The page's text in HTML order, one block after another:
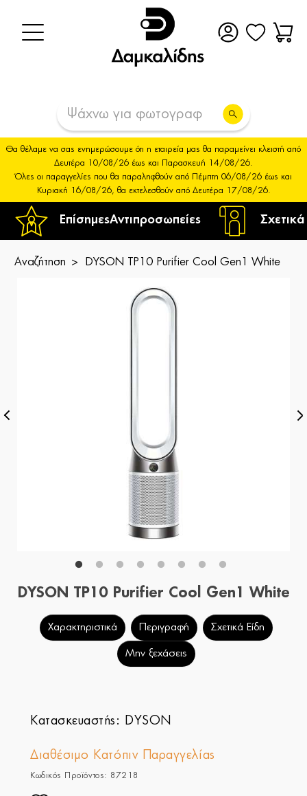
ΕπίσημεςΑντιπροσωπείες
Θα θέλαμε να σας ενημερώσουμε ότι η εταιρεία μας θα παραμείνει κλειστή από
Δευτέρα 10/08/26 έως και Παρασκευή 14/08/26.
Όλες οι παραγγελίες που θα παραληφθούν από Πέμπτη 06/08/26 έως και
Κυριακή 16/08/26, θα εκτελεσθούν από Δευτέρα 17/08/26.
Αναζήτηση DYSON TP10 Purifier Cool Gen1 White
DYSON TP10 Purifier Cool Gen1 White
Χαρακτηριστικά Περιγραφή Σχετικά Είδη
Μην ξεχάσεις
Κατασκευαστής: DYSON
Διαθέσιμο Κατόπιν Παραγγελίας
Κωδικός Προϊόντος: 87218